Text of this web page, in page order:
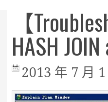
【
HASH JOIN
2013 年 7 月